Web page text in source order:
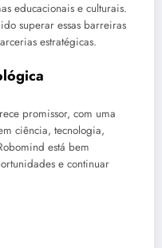
educacionais e culturais.
superar essas barreiras
estratégicas.
promissor, com uma
ciência, tecnologia,
está bem
e continuar